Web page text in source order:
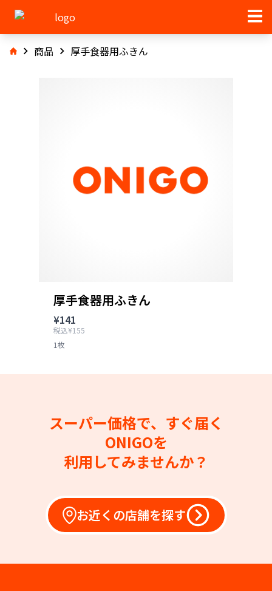
商品 厚手食器用ふきん
厚手食器用ふきん
¥141
税込¥155
1枚
スーパー価格で、すぐ届く
ONIGOを
利用してみませんか？
お近くの店舗を探す